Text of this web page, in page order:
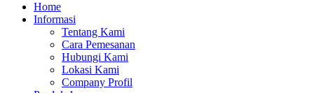
Home
Informasi
Tentang Kami
Cara Pemesanan
Hubungi Kami
Lokasi Kami
Company Profil